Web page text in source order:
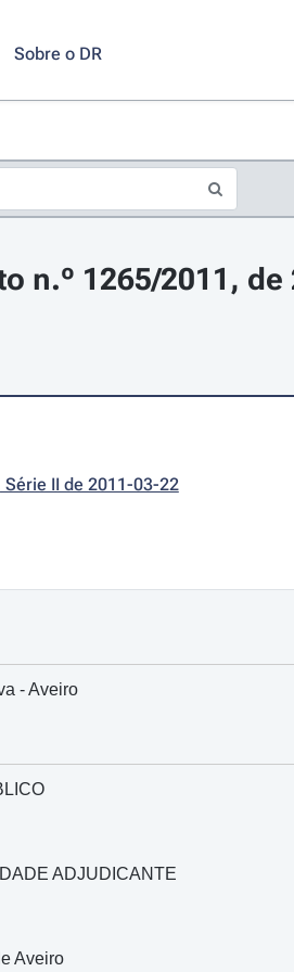
Sobre o DR
n.º 1265/2011, de
II de 2011-03-22
- Aveiro
ADJUDICANTE
Aveiro